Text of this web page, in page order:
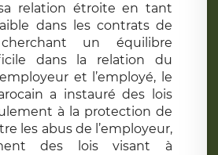
relation étroite en tant
dans les contrats de
un équilibre
dans la relation du
et l’employé, le
a instauré des lois
à la protection de
les abus de l’employeur,
des lois visant à